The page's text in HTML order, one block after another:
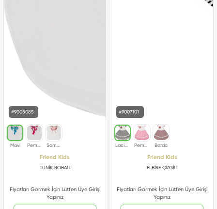
#9008085
Friend Kids
TUNİK ROBALI
Fiyatları Görmek İçin Lütfen Üye Girişi
Yapınız
#9007101
Friend Kids
ELBİSE ÇİZGİLİ
Fiyatları Görmek İçin Lütfen Üye Girişi
Yapınız